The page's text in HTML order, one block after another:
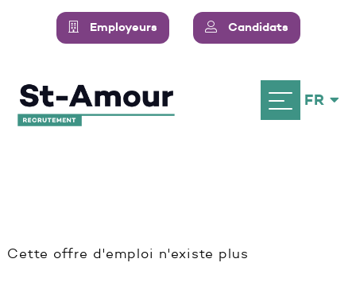
Employeurs Candidats
FR
Cette offre d'emploi n'existe plus